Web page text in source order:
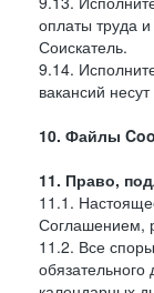
оплаты труда
Соискатель.
9.14.
вакансий
10. Файлы
11. Право,
11.1.
Соглашением,
11.2. Все